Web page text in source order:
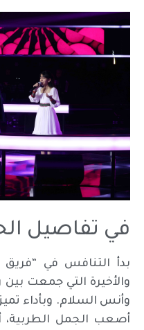
في تفاصيل
بدأ التنافس في “فريق
والأخيرة التي جمعت
وأنس السلام. وبأداء
أصعب الجمل الطربية،